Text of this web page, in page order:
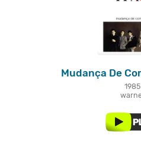
Mudança De
1985